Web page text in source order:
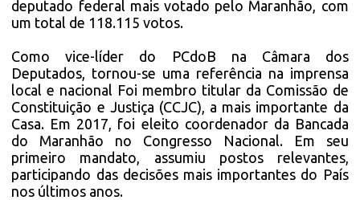
deputado federal mais votado pelo Maranhão, com
um total de 118.115 votos.
Como vice-líder do PCdoB na Câmara dos
Deputados, tornou-se uma referência na imprensa
local e nacional Foi membro titular da Comissão de
Constituição e Justiça (CCJC), a mais importante da
Casa. Em 2017, foi eleito coordenador da Bancada
do Maranhão no Congresso Nacional. Em seu
primeiro mandato, assumiu postos relevantes,
participando das decisões mais importantes do País
nos últimos anos.